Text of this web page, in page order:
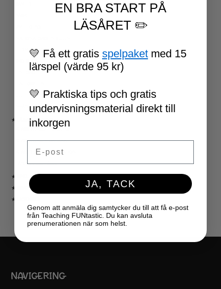
TERMINSAVSLUT
★ LÄRARVERKTYG
KLASSRUMSDEKORATION
KLASSRUMSLEDARSKAP
KLASSRUMSORGANISATION
LÄRARKALENDER
★ SPEL
★ GRATIS
★ LICENSER
NAVIGERING
EN BRA START PÅ
LÄSÅRET ✏️
💛 Få ett gratis spelpaket med 15
lärspel (värde 95 kr)
💛 Praktiska tips och gratis
undervisningsmaterial direkt till
inkorgen
JA, TACK
Genom att anmäla dig samtycker du till att få e-post
från Teaching FUNtastic. Du kan avsluta
prenumerationen när som helst.